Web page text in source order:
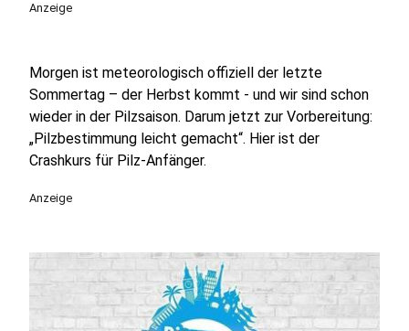
Anzeige
Morgen ist meteorologisch offiziell der letzte
Sommertag – der Herbst kommt - und wir sind schon
wieder in der Pilzsaison. Darum jetzt zur Vorbereitung:
„Pilzbestimmung leicht gemacht“. Hier ist der
Crashkurs für Pilz-Anfänger.
Anzeige